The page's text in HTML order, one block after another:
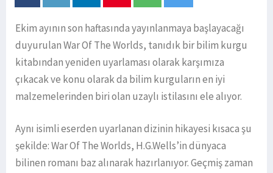
Ekim ayının son haftasında yayınlanmaya başlayacağı
duyurulan War Of The Worlds, tanıdık bir bilim kurgu
kitabından yeniden uyarlaması olarak karşımıza
çıkacak ve konu olarak da bilim kurguların en iyi
malzemelerinden biri olan uzaylı istilasını ele alıyor.
Aynı isimli eserden uyarlanan dizinin hikayesi kısaca şu
şekilde: War Of The Worlds, H.G.Wells’in dünyaca
bilinen romanı baz alınarak hazırlanıyor. Geçmiş zaman